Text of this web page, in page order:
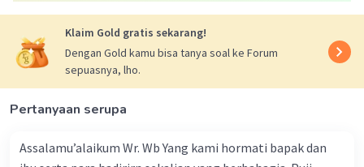
Klaim Gold gratis sekarang!
Dengan Gold kamu bisa tanya soal ke Forum
sepuasnya, lho.
Pertanyaan serupa
Assalamu’alaikum Wr. Wb Yang kami hormati bapak dan